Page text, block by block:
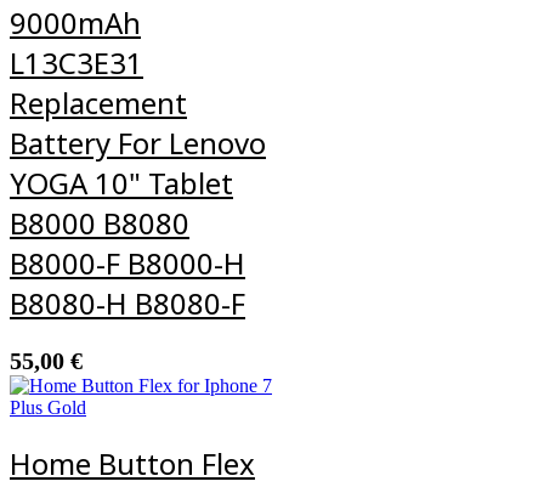
9000mAh
L13C3E31
Replacement
Battery For Lenovo
YOGA 10" Tablet
B8000 B8080
B8000-F B8000-H
B8080-H B8080-F
55,00 €
Home Button Flex